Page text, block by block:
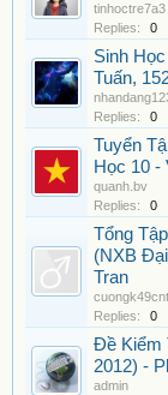
tinhoctre7a3
Replies:
0
Sinh
Tuấn,
Replies:
0
Tuyển
Học 10 -
quanh.bv
Replies:
0
Tổng
(NXB
Tran
Replies:
0
Đề Kiểm
2012) -
admin